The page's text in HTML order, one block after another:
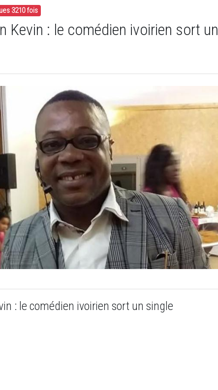
3210 fois
Kevin : le comédien ivoirien sort un
: le comédien ivoirien sort un single